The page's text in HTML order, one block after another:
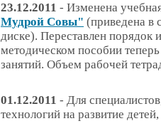
23.12.2011 - Изменена
Мудрой Совы" (приведена в
диске). Переставлен
методическом пособии
занятий. Объем рабочей
01.12.2011 - Для
технологий на развитие